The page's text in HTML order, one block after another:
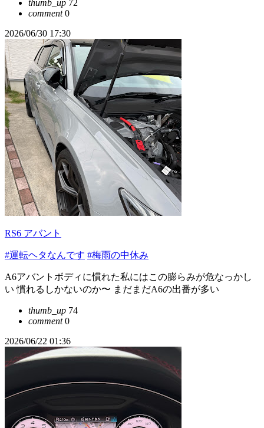
thumb_up 72
comment0
2026/06/30 17:30
RS6 アバント
#運転ヘタなんです #梅雨の中休み
A6アバントボディに慣れた私にはこの膨らみが危なっかし
い 慣れるしかないのか〜 まだまだA6の出番が多い
thumb_up 74
comment0
2026/06/22 01:36